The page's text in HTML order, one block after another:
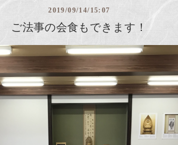
2019/09/14/15:07
ご法事の会食もできます！